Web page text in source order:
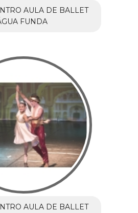
AULA DE BALLET
FUNDA
AULA DE BALLET